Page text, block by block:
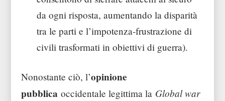
da ogni risposta, aumentando la disparità
tra le parti e l’impotenza-frustrazione di
civili trasformati in obiettivi di guerra).
Nonostante ciò, l’opinione
pubblica occidentale legittima la Global war